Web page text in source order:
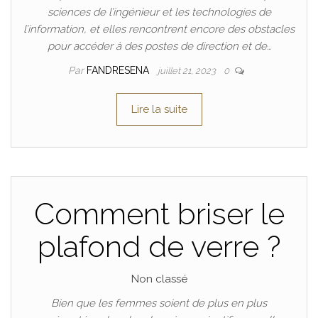
sciences de l’ingénieur et les technologies de
l’information, et elles rencontrent encore des obstacles
pour accéder à des postes de direction et de…
Par FANDRESENA juillet 21, 2023 0
Lire la suite
Comment briser le
plafond de verre ?
Non classé
Bien que les femmes soient de plus en plus